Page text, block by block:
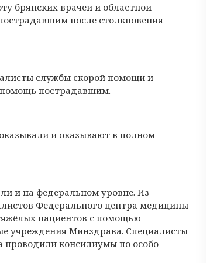
брянских врачей и областной
после столкновения
службы скорой помощи и
пострадавшим.
и оказывают в полном
и на федеральном уровне. Из
Федерального центра медицины
пациентов с помощью
учреждения Минздрава. Специалисты
проводили консилиумы по особо